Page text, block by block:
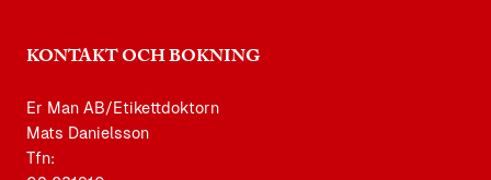
KONTAKT OCH BOKNING
Er Man AB/Etikettdoktorn
Mats Danielsson
Tfn: